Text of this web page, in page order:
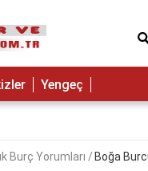
Yengeç
Burç Yorumları Boğa